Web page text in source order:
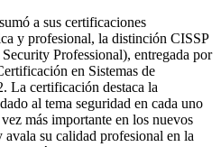
a sus certificaciones
y profesional, la distinción CISSP
Professional), entregada por
en Sistemas de
La certificación destaca la
al tema seguridad en cada uno
más importante en los nuevos
su calidad profesional en la